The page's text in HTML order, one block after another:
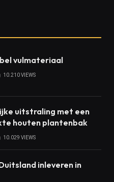
vulmateriaal
10.210VIEWS
uitstraling met een
houten plantenbak
10.029 VIEWS
inleveren in